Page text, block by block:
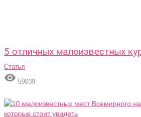
5 отличных малоизвестных
Статья
 59039